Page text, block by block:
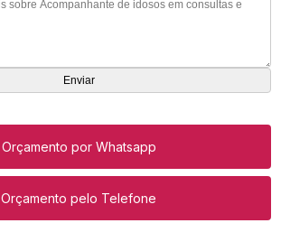
Orçamento por Whatsapp
Orçamento pelo Telefone